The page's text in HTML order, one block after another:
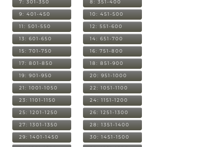
7: 301-350 8: 351-400
9: 401-450 10: 451-500
11: 501-550 12: 551-600
13: 601-650 14: 651-700
15: 701-750 16: 751-800
17: 801-850 18: 851-900
19: 901-950 20: 951-1000
21: 1001-1050 22: 1051-1100
23: 1101-1150 24: 1151-1200
25: 1201-1250 26: 1251-1300
27: 1301-1350 28: 1351-1400
29: 1401-1450 30: 1451-1500